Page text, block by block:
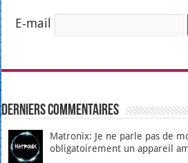
E‑mail
Derniers Commentaires
Matronix: Je ne parle pas de
obligatoirement un appareil